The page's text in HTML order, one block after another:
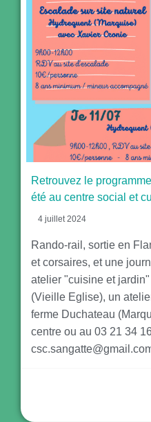
Retrouvez le
été au centre social et
4 juillet 2024
Rando-rail, sortie en
et corsaires, et une
atelier "cuisine et
(Vieille Eglise), un
ferme Duchateau
centre ou au 03 21 34